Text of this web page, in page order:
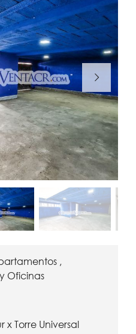
,
Oficinas
x Torre Universal